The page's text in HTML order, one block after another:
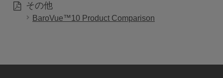
その他
BaroVue™10 Product Comparison